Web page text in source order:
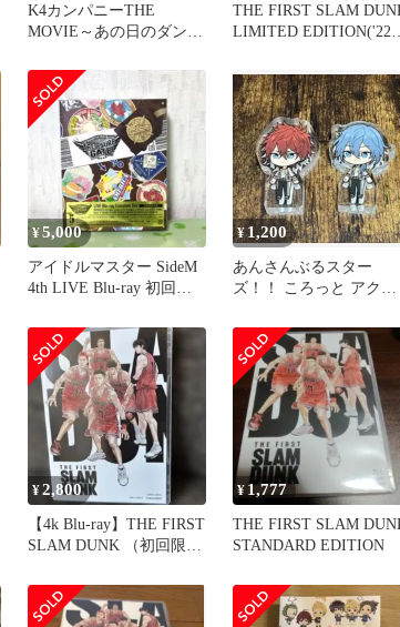
K4カンパニーTHE
MOVIE～あの日のダンボ
THE FIRST SLAM
LIMITED EDITION('22…
¥5,000
アイドルマスター SideM
4th LIVE Blu-ray 初回生
¥1,200
あんさんぶるスター
ズ！！ ころっと アクリ
音 椎名ニキ
¥2,800
【4k Blu-ray】THE FIRST
SLAM DUNK （初回限定
¥ 1,777
THE FIRST SLAM
STANDARD EDITION